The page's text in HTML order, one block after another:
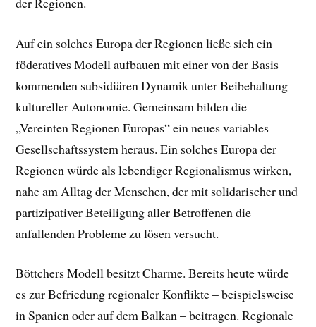
Auf ein solches Europa der Regionen ließe sich ein
föderatives Modell aufbauen mit einer von der Basis
kommenden subsidiären Dynamik unter Beibehaltung
kultureller Autonomie.Gemeinsam bilden die
„Vereinten Regionen Europas“ ein neues variables
Gesellschaftssystem heraus.Ein solches Europa der
Regionen würde als lebendiger Regionalismus wirken,
nahe am Alltag der Menschen, der mit solidarischer und
partizipativer Beteiligung aller Betroffenen die
anfallenden Probleme zu lösen versucht.
Böttchers Modell besitzt Charme. Bereits heute würde
es zur Befriedung regionaler Konflikte – beispielsweise
in Spanien oder auf dem Balkan – beitragen. Regionale